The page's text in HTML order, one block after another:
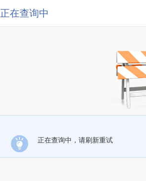
正在查询中
正在查询中，请刷新重试